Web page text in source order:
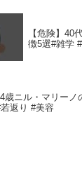
【危険】40
徴5選#雑学
歳ニル・マリーノ
返り #美容